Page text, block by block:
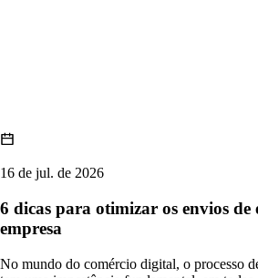
16 de jul. de 2026
6 dicas para otimizar os envios de
empresa
No mundo do comércio digital, o processo